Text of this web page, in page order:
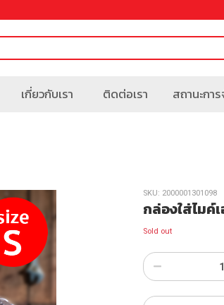
เกี่ยวกับเรา ติดต่อเรา สถานะกา
SKU: 2000001301098
กล่องใส่ไมค์
Sold out